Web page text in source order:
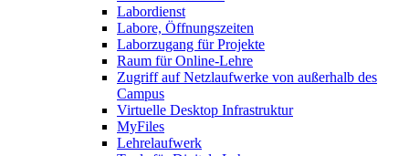
Labordienst
Labore, Öffnungszeiten
Laborzugang für Projekte
Raum für Online-Lehre
Zugriff auf Netzlaufwerke von außerhalb des
Campus
Virtuelle Desktop Infrastruktur
MyFiles
Lehrelaufwerk